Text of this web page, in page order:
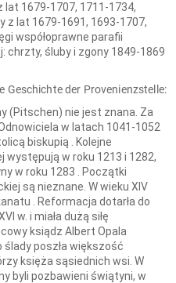
lat 1679-1707, 1711-1734,
z lat 1679-1691, 1693-1707,
współoprawne parafii
chrzty, śluby i zgony 1849-1869
Geschichte der Provenienzstelle:
(Pitschen) nie jest znana. Za
w latach 1041-1052
biskupią . Kolejne
w roku 1213 i 1282,
w roku 1283 . Początki
są nieznane. W wieku XIV
. Reformacja dotarła do
w. i miała dużą siłę
ksiądz Albert Opala
ślady poszła większość
księża sąsiednich wsi. W
byli pozbawieni świątyni, w